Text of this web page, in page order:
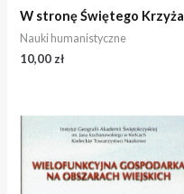
W stronę Świętego Krzyża
Nauki humanistyczne
10,00 zł